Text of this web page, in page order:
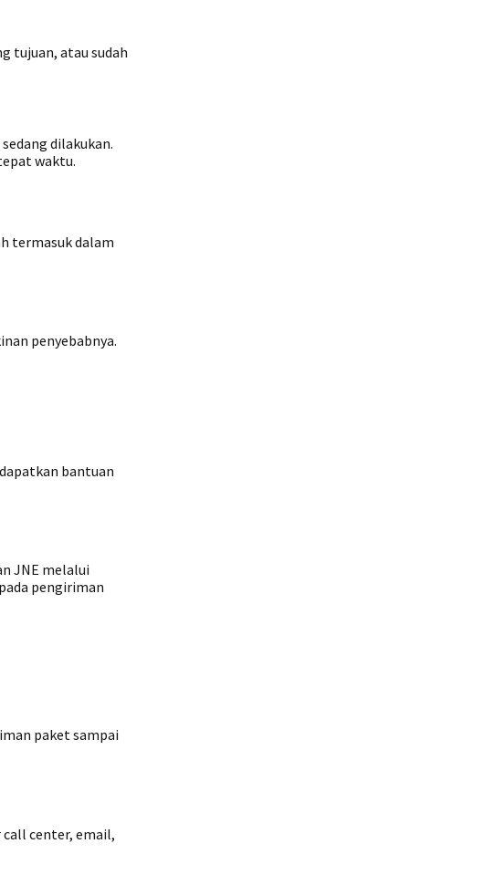
tujuan, atau sudah
dilakukan.
waktu.
termasuk dalam
penyebabnya.
bantuan
JNE melalui
pengiriman
paket sampai
center, email,